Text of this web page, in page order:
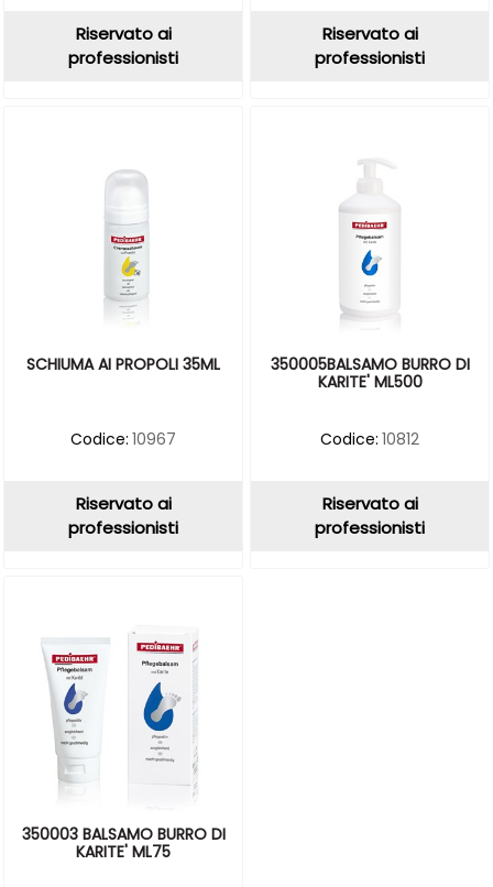
Riservato ai
professionisti
Riservato ai
professionisti
SCHIUMA AI PROPOLI 35ML
Codice: 10967
Riservato ai
professionisti
350005BALSAMO BURRO DI
KARITE' ML500
Codice: 10812
Riservato ai
professionisti
350003 BALSAMO BURRO DI
KARITE' ML75